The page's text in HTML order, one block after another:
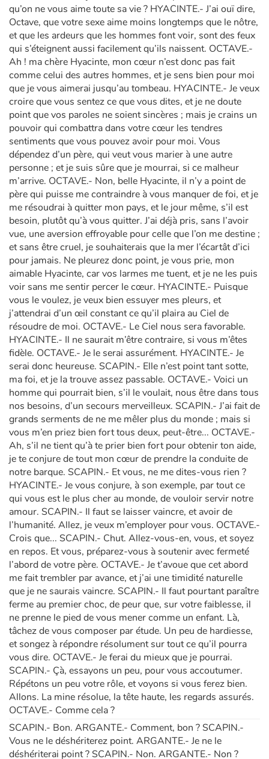
qu’on ne vous aime toute sa vie ? HYACINTE.- J’ai ouï dire,
Octave, que votre sexe aime moins longtemps que le nôtre,
et que les ardeurs que les hommes font voir, sont des feux
qui s’éteignent aussi facilement qu’ils naissent. OCTAVE.-
Ah ! ma chère Hyacinte, mon cœur n’est donc pas fait
comme celui des autres hommes, et je sens bien pour moi
que je vous aimerai jusqu’au tombeau. HYACINTE.- Je veux
croire que vous sentez ce que vous dites, et je ne doute
point que vos paroles ne soient sincères ; mais je crains un
pouvoir qui combattra dans votre cœur les tendres
sentiments que vous pouvez avoir pour moi. Vous
dépendez d’un père, qui veut vous marier à une autre
personne ; et je suis sûre que je mourrai, si ce malheur
m’arrive. OCTAVE.- Non, belle Hyacinte, il n’y a point de
père qui puisse me contraindre à vous manquer de foi, et je
me résoudrai à quitter mon pays, et le jour même, s’il est
besoin, plutôt qu’à vous quitter. J’ai déjà pris, sans l’avoir
vue, une aversion effroyable pour celle que l’on me destine ;
et sans être cruel, je souhaiterais que la mer l’écartât d’ici
pour jamais. Ne pleurez donc point, je vous prie, mon
aimable Hyacinte, car vos larmes me tuent, et je ne les puis
voir sans me sentir percer le cœur. HYACINTE.- Puisque
vous le voulez, je veux bien essuyer mes pleurs, et
j’attendrai d’un œil constant ce qu’il plaira au Ciel de
résoudre de moi. OCTAVE.- Le Ciel nous sera favorable.
HYACINTE.- Il ne saurait m’être contraire, si vous m’êtes
fidèle. OCTAVE.- Je le serai assurément. HYACINTE.- Je
serai donc heureuse. SCAPIN.- Elle n’est point tant sotte,
ma foi, et je la trouve assez passable. OCTAVE.- Voici un
homme qui pourrait bien, s’il le voulait, nous être dans tous
nos besoins, d’un secours merveilleux. SCAPIN.- J’ai fait de
grands serments de ne me mêler plus du monde ; mais si
vous m’en priez bien fort tous deux, peut-être... OCTAVE.-
Ah, s’il ne tient qu’à te prier bien fort pour obtenir ton aide,
je te conjure de tout mon cœur de prendre la conduite de
notre barque. SCAPIN.- Et vous, ne me dites-vous rien ?
HYACINTE.- Je vous conjure, à son exemple, par tout ce
qui vous est le plus cher au monde, de vouloir servir notre
amour. SCAPIN.- Il faut se laisser vaincre, et avoir de
l’humanité. Allez, je veux m’employer pour vous. OCTAVE.-
Crois que... SCAPIN.- Chut. Allez-vous-en, vous, et soyez
en repos. Et vous, préparez-vous à soutenir avec fermeté
l’abord de votre père. OCTAVE.- Je t’avoue que cet abord
me fait trembler par avance, et j’ai une timidité naturelle
que je ne saurais vaincre. SCAPIN.- Il faut pourtant paraître
ferme au premier choc, de peur que, sur votre faiblesse, il
ne prenne le pied de vous mener comme un enfant. Là,
tâchez de vous composer par étude. Un peu de hardiesse,
et songez à répondre résolument sur tout ce qu’il pourra
vous dire. OCTAVE.- Je ferai du mieux que je pourrai.
SCAPIN.- Çà, essayons un peu, pour vous accoutumer.
Répétons un peu votre rôle, et voyons si vous ferez bien.
Allons. La mine résolue, la tête haute, les regards assurés.
OCTAVE.- Comme cela ?
SCAPIN.- Bon. ARGANTE.- Comment, bon ? SCAPIN.-
Vous ne le déshériterez point. ARGANTE.- Je ne le
déshériterai point ? SCAPIN.- Non. ARGANTE.- Non ?